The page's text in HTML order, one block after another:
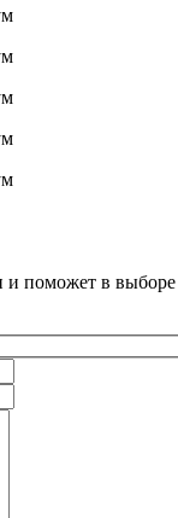
и поможет в